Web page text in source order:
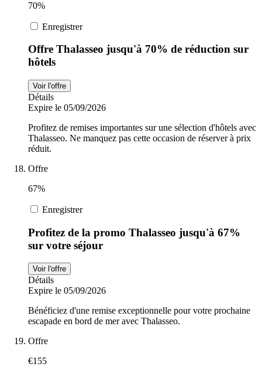
70%
Enregistrer
Offre Thalasseo jusqu'à 70% de réduction sur
hôtels
Voir l'offre
Détails
Expire le 05/09/2026
Profitez de remises importantes sur une sélection d'hôtels avec
Thalasseo. Ne manquez pas cette occasion de réserver à prix
réduit.
Offre
67%
Enregistrer
Profitez de la promo Thalasseo jusqu'à 67%
sur votre séjour
Voir l'offre
Détails
Expire le 05/09/2026
Bénéficiez d'une remise exceptionnelle pour votre prochaine
escapade en bord de mer avec Thalasseo.
Offre
€155